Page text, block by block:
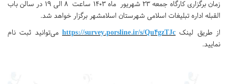
زمان برگزاری کارگاه جمعه ۲۳ شهریور ماه ۱۴۰۳ ساعت ۸ الی ۱۹ در سالن باب
القبله اداره تبلیغات اسلامی شهرستان اسلامشهر برگزار خواهد شد.
از طریق لینک https://survey.porsline.ir/s/Qu4gzTJc می‌توانید ثبت نام
نمایید.